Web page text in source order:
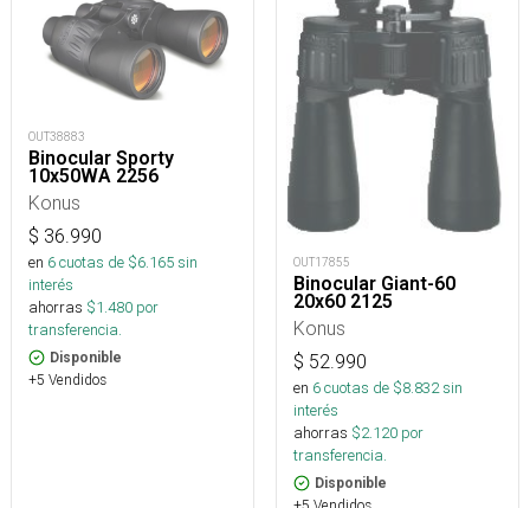
OUT38883
Binocular Sporty
10x50WA 2256
Konus
$ 36.990
en 6cuotas de $6.165sin
interés
ahorras $1.480 por
transferencia.
Disponible
+5 Vendidos
OUT17855
Binocular Giant-60
20x60 2125
Konus
$ 52.990
en 6cuotas de $8.832sin
interés
ahorras $2.120 por
transferencia.
Disponible